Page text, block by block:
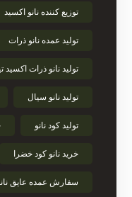
توزیع کننده نانو اکسید
تولید عمده نانو ذرات
تولید نانو ذرات اکسید
تولید نانو سیال
تولید کود نانو
خرید نانو کود خضرا
سفارش عمده عایق